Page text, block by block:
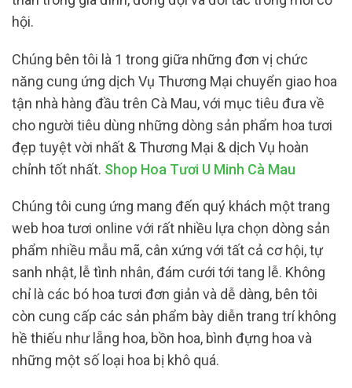
hội.
Chúng bên tôi là 1 trong giữa những đơn vị chức
năng cung ứng dịch Vụ Thương Mại chuyển giao hoa
tận nhà hàng đầu trên Cà Mau, với mục tiêu đưa về
cho người tiêu dùng những dòng sản phẩm hoa tươi
đẹp tuyệt vời nhất & Thương Mại & dịch Vụ hoàn
chỉnh tốt nhất. Shop Hoa Tươi U Minh Cà Mau
Chúng tôi cung ứng mang đến quý khách một trang
web hoa tươi online với rất nhiều lựa chọn dòng sản
phẩm nhiều mẫu mã, cân xứng với tất cả cơ hội, tự
sanh nhật, lễ tình nhân, đám cưới tới tang lễ. Không
chỉ là các bó hoa tươi đơn giản và dễ dàng, bên tôi
còn cung cấp các sản phẩm bày diễn trang trí không
hề thiếu như lẵng hoa, bồn hoa, bình đựng hoa và
những một số loại hoa bị khô quá.